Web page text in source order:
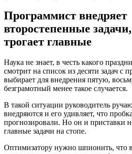
Программист внедряет
второстепенные
трогает главные
Наука не знает, в честь какого
смотрит на список из десяти задач с
выбирает для внедрения пятую,
безграмотный менее такое случается.
В такой ситуации руководитель
внедряются и его удивляет, что
прогнозировали. Но он и приставки
главные задачи на стопе.
Оптимизатору нужно шпионить, что